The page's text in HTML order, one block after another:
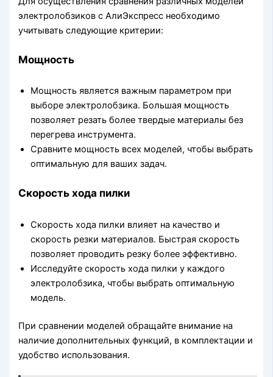
электролобзиков с АлиЭкспресс необходимо
учитывать следующие критерии:
Мощность
Мощность является важным параметром при
выборе электролобзика. Большая мощность
позволяет резать более твердые материалы без
перегрева инструмента.
Сравните мощность всех моделей, чтобы выбрать
оптимальную для ваших задач.
Скорость хода пилки
Скорость хода пилки влияет на качество и
скорость резки материалов. Быстрая скорость
позволяет проводить резку более эффективно.
Исследуйте скорость хода пилки у каждого
электролобзика, чтобы выбрать оптимальную
модель.
При сравнении моделей обращайте внимание на
наличие дополнительных функций, в комплектации и
удобство использования.